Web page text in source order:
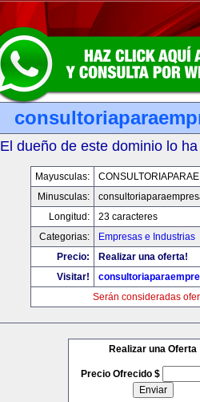
El dueño de este dominio lo
Mayusculas:
Minusculas:
Longitud:
23 caracteres
Categorias:
Empresas e Industrias
Precio:
Realizar una oferta!
Visitar!
Serán consideradas
Realizar una Oferta
Precio Ofrecido $